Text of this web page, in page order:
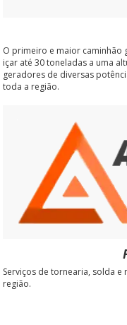
O primeiro e maior caminhão
içar até 30 toneladas a uma
geradores de diversas
toda a região.
Serviços de tornearia, solda
região.